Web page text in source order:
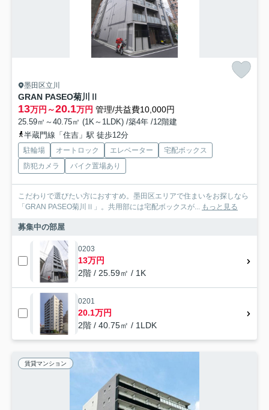
墨田区立川
GRAN PASEO菊川Ⅱ
13万円～20.1万円 管理/共益費10,000円
25.59㎡～40.75㎡ (1K～1LDK) /築4年 /12階建
半蔵門線「住吉」駅 徒歩12分
駐輪場 オートロック エレベーター
宅配ボックス
防犯カメラ
バイク置場あり
こだわりで選びたい方におすすめ。墨田区エリアで住まいをお探しなら
「GRAN PASEO菊川Ⅱ」。共用部には宅配ボックスが... もっと見る
募集中の部屋
0203
13万円
2階 / 25.59㎡ / 1K
0201
20.1万円
2階 / 40.75㎡ / 1LDK
賃貸マンション